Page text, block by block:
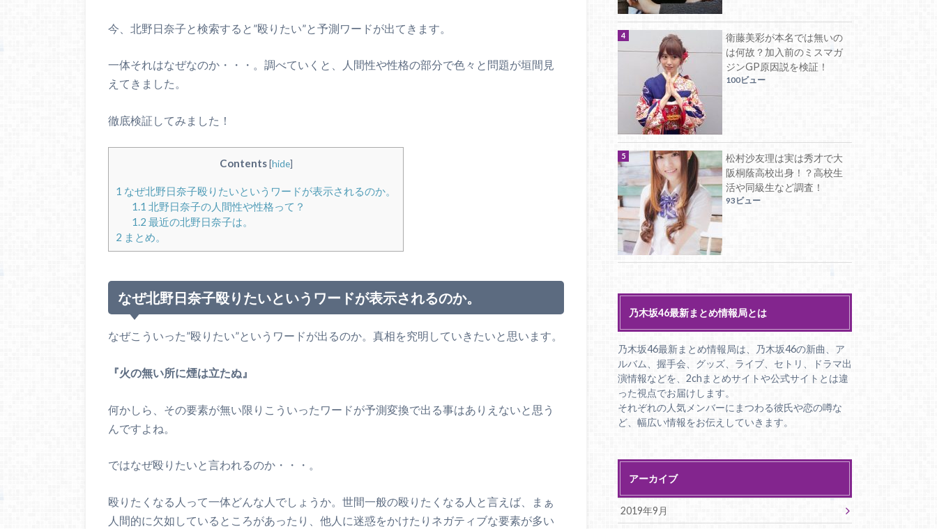
今、北野日奈子と検索すると”殴りたい”と予測ワードが出てきます。
一体それはなぜなのか・・・。調べていくと、人間性や性格の部分で色々と問題が垣間見
えてきました。
徹底検証してみました！
Contents [hide]
1 なぜ北野日奈子殴りたいというワードが表示されるのか。
1.1 北野日奈子の人間性や性格って？
1.2 最近の北野日奈子は。
2 まとめ。
なぜ北野日奈子殴りたいというワードが表示されるのか。
なぜこういった”殴りたい”というワードが出るのか。真相を究明していきたいと思います。
『火の無い所に煙は立たぬ』
何かしら、その要素が無い限りこういったワードが予測変換で出る事はありえないと思う
んですよね。
ではなぜ殴りたいと言われるのか・・・。
殴りたくなる人って一体どんな人でしょうか。世間一般の殴りたくなる人と言えば、まぁ
人間的に欠如しているところがあったり、他人に迷惑をかけたりネガティブな要素が多い
衛藤美彩が本名では無いの
は何故？加入前のミスマガ
ジンGP原因説を検証！
100ビュー
松村沙友理は実は秀才で大
阪桐蔭高校出身！？高校生
活や同級生など調査！
93ビュー
乃木坂46最新まとめ情報局とは
乃木坂46最新まとめ情報局は、乃木坂46の新曲、ア
ルバム、握手会、グッズ、ライブ、セトリ、ドラマ出
演情報などを、2chまとめサイトや公式サイトとは違
った視点でお届けします。
それぞれの人気メンバーにまつわる彼氏や恋の噂な
ど、幅広い情報をお伝えしていきます。
アーカイブ
2019年9月